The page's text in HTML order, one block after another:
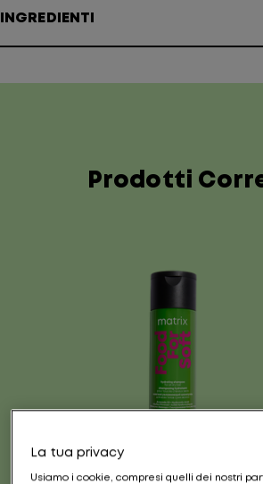
INGREDIENTI
Prodotti
La tua privacy
Usiamo i cookie, compresi quelli dei nostri